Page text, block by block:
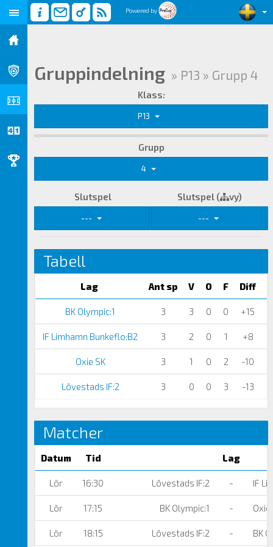
Powered by
Gruppindelning » P13 » Grupp 4
Klass:
P13
Grupp
4
Slutspel Slutspel ( vy)
--- ---
Tabell
Lag Ant sp V O F Diff
BK Olympic:1 3 3 0 0 +15
IF Limhamn Bunkeflo:B2 3 2 0 1 +8
Oxie SK 3 1 0 2 -10
Lövestads IF:2 3 0 0 3 -13
Matcher
Datum Tid Lag
Lör 16:30 Lövestads IF:2 - IF
Lör 17:15 BK Olympic:1 - Oxie
Lör 18:15 Lövestads IF:2 - BK